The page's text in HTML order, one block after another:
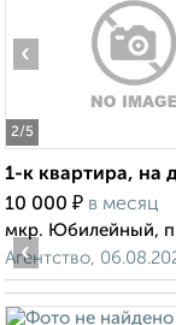
2/5
‹
1-к квартира, на
10 000 ₽ в месяц
мкр. Юбилейный,
Агентство,
‹